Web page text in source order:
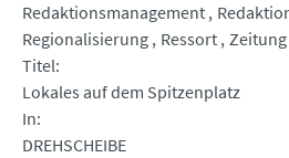
Redaktionsmanagement
Regionalisierung Ressort Zeitung
Titel
Lokales auf dem Spitzenplatz
In
DREHSCHEIBE